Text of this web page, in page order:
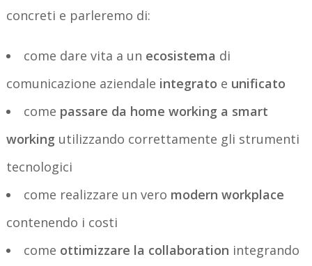
concreti e parleremo di:
come dare vita a un ecosistema di
comunicazione aziendale integrato e unificato
come passare da home working a smart
working utilizzando correttamente gli strumenti
tecnologici
come realizzare un vero modern workplace
contenendo i costi
come ottimizzare la collaboration integrando